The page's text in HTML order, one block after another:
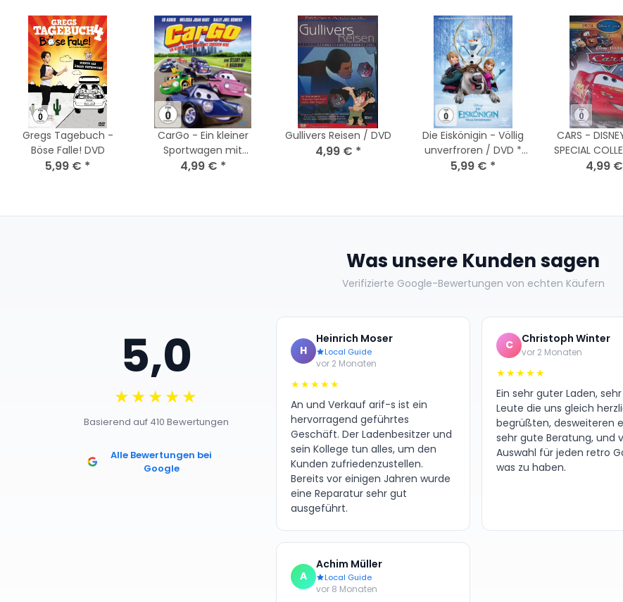
Gregs Tagebuch -
Böse Falle! DVD
5,99 € *
CarGo - Ein kleiner
Sportwagen mit
grossem Herz / DVD
4,99 € *
Gullivers Reisen / DVD
4,99 € *
Die Eiskönigin - Völlig
unverfroren / DVD *
Top Zustand
5,99 € *
CARS -
SPECIAL
KULT! DVD
4,99 €
Was unsere Kunden sagen
Verifizierte Google-Bewertungen von echten Käufern
5,0
★★★★★
Basierend auf 410 Bewertungen
Alle Bewertungen bei
Google
H
Heinrich Moser
Local Guide
vor 2 Monaten
★★★★★
An und Verkauf arif-s ist ein
hervorragend geführtes
Geschäft. Der Ladenbesitzer und
sein Kollege tun alles, um den
Kunden zufriedenzustellen.
Bereits vor einigen Jahren wurde
eine Reparatur sehr gut
ausgeführt.
C Christoph Winter
vor 2 Monaten
★★★★★
Ein sehr guter Laden,
Leute die uns gleich
begrüßten, desweiteren
sehr gute Beratung, und
Auswahl für jeden retro
was zu haben.
A
Achim Müller
Local Guide
vor 8 Monaten